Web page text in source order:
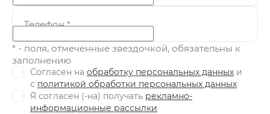
Телефон*
* - поля, отмеченные звездочкой, обязательны к
заполнению
Согласен на обработку персональных данных
c политикой обработки персональных данных
Я согласен (-на) получать рекламно-
информационные рассылки